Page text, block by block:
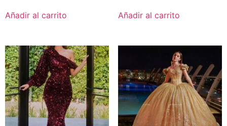
Añadir al carrito Añadir al carrito